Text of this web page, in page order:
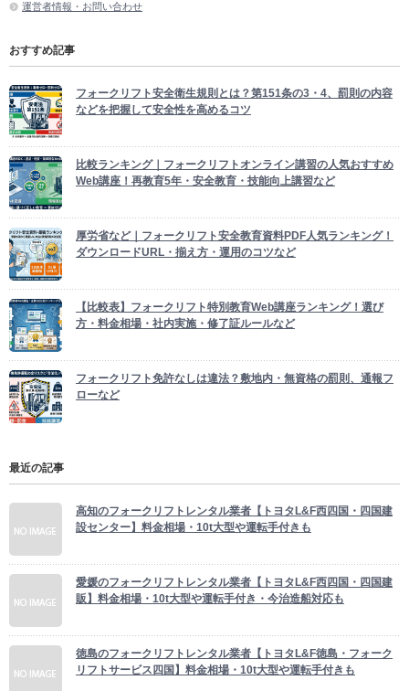
運営者情報・お問い合わせ
おすすめ記事
フォークリフト安全衛生規則とは？第151条の3・4、罰則の内容
などを把握して安全性を高めるコツ
比較ランキング｜フォークリフトオンライン講習の人気おすすめ
Web講座！再教育5年・安全教育・技能向上講習など
厚労省など｜フォークリフト安全教育資料PDF人気ランキング！
ダウンロードURL・揃え方・運用のコツなど
【比較表】フォークリフト特別教育Web講座ランキング！選び
方・料金相場・社内実施・修了証ルールなど
フォークリフト免許なしは違法？敷地内・無資格の罰則、通報フ
ローなど
最近の記事
高知のフォークリフトレンタル業者【トヨタL&F西四国・四国建
設センター】料金相場・10t大型や運転手付きも
愛媛のフォークリフトレンタル業者【トヨタL&F西四国・四国建
販】料金相場・10t大型や運転手付き・今治造船対応も
徳島のフォークリフトレンタル業者【トヨタL&F徳島・フォーク
リフトサービス四国】料金相場・10t大型や運転手付きも